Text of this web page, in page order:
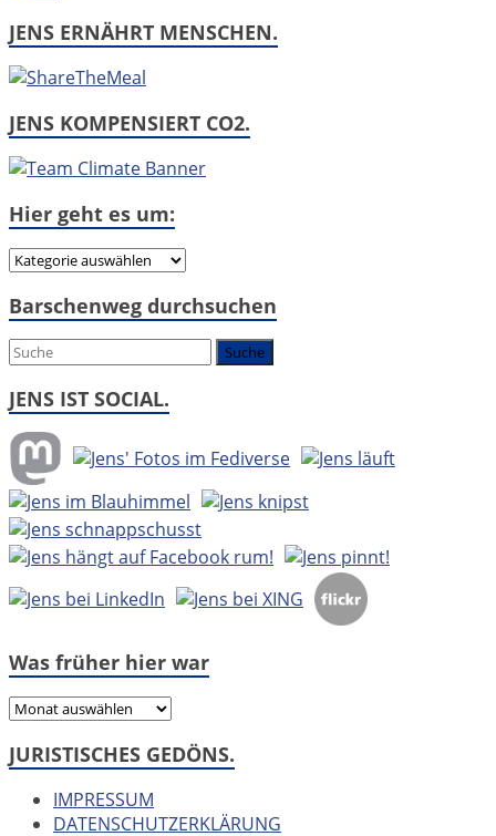
JENS ERNÄHRT MENSCHEN.
JENS KOMPENSIERT CO2.
Hier geht es um:
Hier
es
Barschenweg durchsuchen
JENS IST SOCIAL.
Was früher hier war
Was
hier
JURISTISCHES GEDÖNS.
IMPRESSUM
DATENSCHUTZERKLÄRUNG